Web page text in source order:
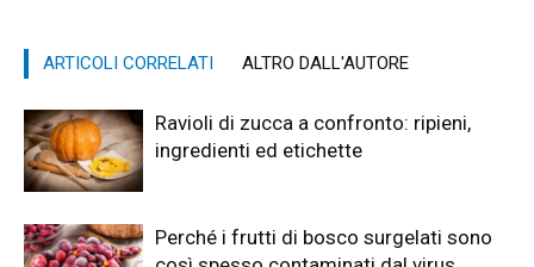
ARTICOLI CORRELATI ALTRO DALL'AUTORE
Ravioli di zucca a confronto: ripieni,
ingredienti ed etichette
Perché i frutti di bosco surgelati sono